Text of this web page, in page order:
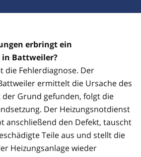
erbringt ein
Battweiler?
die Fehlerdiagnose. Der
ermittelt die Ursache des
der Grund gefunden, folgt die
Der Heizungsnotdienst
anschließend den Defekt, tauscht
Teile aus und stellt die
Heizungsanlage wieder